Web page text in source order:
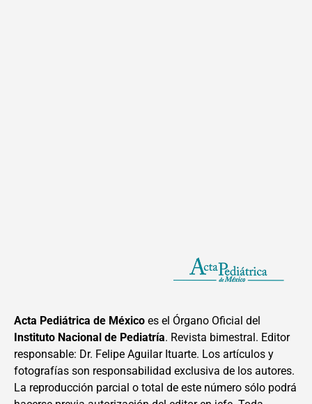
Acta Pediátrica de México es el Órgano Oficial del
Instituto Nacional de Pediatría. Revista bimestral. Editor
responsable: Dr. Felipe Aguilar Ituarte. Los artículos y
fotografías son responsabilidad exclusiva de los autores.
La reproducción parcial o total de este número sólo podrá